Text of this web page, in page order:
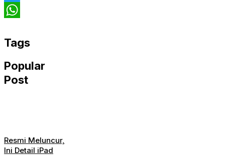
Twitter
Tags
Popular
Post
Resmi Meluncur,
Ini Detail iPad